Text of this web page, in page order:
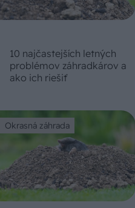
10 najčastejších letných
problémov záhradkárov a
ako ich riešiť
Okrasná záhrada